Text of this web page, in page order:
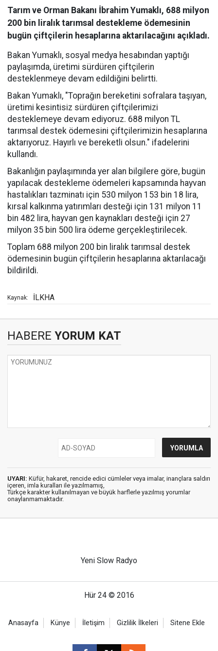
Tarım ve Orman Bakanı İbrahim Yumaklı, 688 milyon
200 bin liralık tarımsal destekleme ödemesinin
bugün çiftçilerin hesaplarına aktarılacağını açıkladı.
Bakan Yumaklı, sosyal medya hesabından yaptığı
paylaşımda, üretimi sürdüren çiftçilerin
desteklenmeye devam edildiğini belirtti.
Bakan Yumaklı, "Toprağın bereketini sofralara taşıyan,
üretimi kesintisiz sürdüren çiftçilerimizi
desteklemeye devam ediyoruz. 688 milyon TL
tarımsal destek ödemesini çiftçilerimizin hesaplarına
aktarıyoruz. Hayırlı ve bereketli olsun." ifadelerini
kullandı.
Bakanlığın paylaşımında yer alan bilgilere göre, bugün
yapılacak destekleme ödemeleri kapsamında hayvan
hastalıkları tazminatı için 530 milyon 153 bin 18 lira,
kırsal kalkınma yatırımları desteği için 131 milyon 11
bin 482 lira, hayvan gen kaynakları desteği için 27
milyon 35 bin 500 lira ödeme gerçekleştirilecek.
Toplam 688 milyon 200 bin liralık tarımsal destek
ödemesinin bugün çiftçilerin hesaplarına aktarılacağı
bildirildi.
Kaynak: İLKHA
HABERE YORUM KAT
UYARI: Küfür, hakaret, rencide edici cümleler veya imalar, inançlara saldırı
içeren, imla kuralları ile yazılmamış,
Türkçe karakter kullanılmayan ve büyük harflerle yazılmış yorumlar
onaylanmamaktadır.
Yeni Slow Radyo
Hür 24 © 2016
Anasayfa Künye İletişim Gizlilik İlkeleri Sitene Ekle